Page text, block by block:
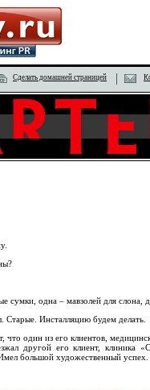
Сделать домашней страницей
одна – мавзолей для слона,
Инсталляцию будем делать.
что один из его клиентов,
другой его клиент, клиника
большой художественный успех.